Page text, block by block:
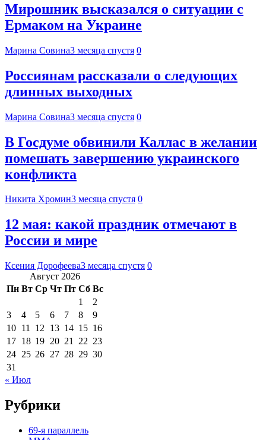
Мирошник высказался о ситуации с
Ермаком на Украине
Марина Совина3 месяца спустя 0
Россиянам рассказали о следующих
длинных выходных
Марина Совина3 месяца спустя 0
В Госдуме обвинили Каллас в желании
помешать завершению украинского
конфликта
Никита Хромин3 месяца спустя 0
12 мая: какой праздник отмечают в
России и мире
Ксения Дорофеева3 месяца спустя 0
Август 2026
Пн Вт Ср Чт Пт Сб Вс
1
2
3
4 5 6 7 8
9
10 11 12 13 14 15 16
17 18 19 20 21 22 23
24 25 26 27 28 29 30
31
« Июл
Рубрики
69-я параллель